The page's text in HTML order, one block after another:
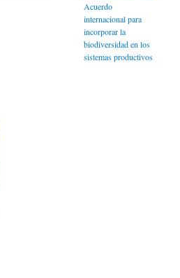
Acuerdo
internacional para
incorporar la
biodiversidad en los
sistemas productivos